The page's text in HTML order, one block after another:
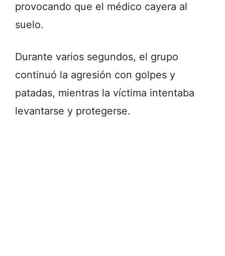
provocando que el médico cayera al
suelo.
Durante varios segundos, el grupo
continuó la agresión con golpes y
patadas, mientras la víctima intentaba
levantarse y protegerse.